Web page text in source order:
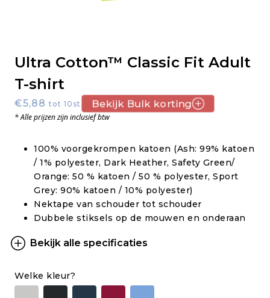
Ultra Cotton™ Classic Fit Adult
T-shirt
€5,88tot 10st. Bekijk Bulk korting
* Alle prijzen zijn inclusief btw
100% voorgekrompen katoen (Ash: 99% katoen
/ 1% polyester, Dark Heather, Safety Green/
Orange: 50 % katoen / 50 % polyester, Sport
Grey: 90% katoen / 10% polyester)
Nektape van schouder tot schouder
Dubbele stiksels op de mouwen en onderaan
Bekijk alle specificaties
Welke kleur?